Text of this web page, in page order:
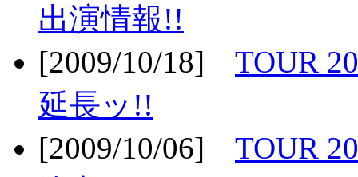
出演情報!!
[2009/10/18] TOUR
延長ッ!!
[2009/10/06] TOUR